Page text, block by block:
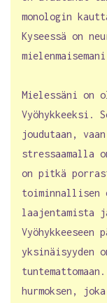
monologin
Kyseessä on
Mielessäni on
Vyöhykkeeksi.
joudutaan,
stressaamalla
on pitkä
toiminnallisen
laajentamista
yksinäisyyden
hurmoksen,